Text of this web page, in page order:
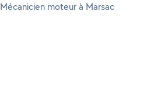
Mécanicien moteur à Marsac